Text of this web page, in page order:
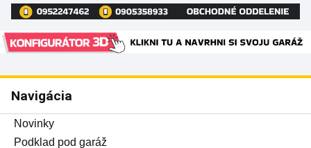
Navigácia
Novinky
Podklad pod garáž